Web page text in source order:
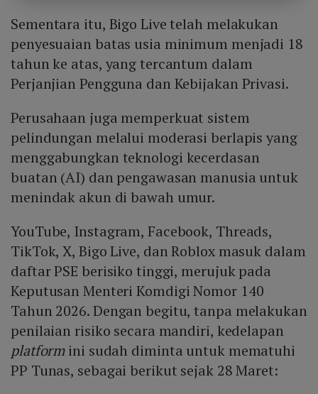
Sementara itu, Bigo Live telah melakukan
penyesuaian batas usia minimum menjadi 18
tahun ke atas, yang tercantum dalam
Perjanjian Pengguna dan Kebijakan Privasi.
Perusahaan juga memperkuat sistem
pelindungan melalui moderasi berlapis yang
menggabungkan teknologi kecerdasan
buatan (AI) dan pengawasan manusia untuk
menindak akun di bawah umur.
YouTube, Instagram, Facebook, Threads,
TikTok, X, Bigo Live, dan Roblox masuk dalam
daftar PSE berisiko tinggi, merujuk pada
Keputusan Menteri Komdigi Nomor 140
Tahun 2026. Dengan begitu, tanpa melakukan
penilaian risiko secara mandiri, kedelapan
platformini sudah diminta untuk mematuhi
PP Tunas, sebagai berikut sejak 28 Maret: